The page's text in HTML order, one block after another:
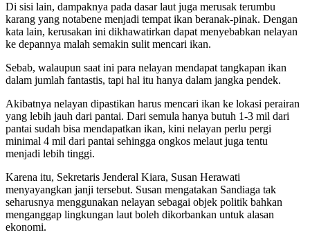
Di sisi lain, dampaknya pada dasar laut juga merusak terumbu
karang yang notabene menjadi tempat ikan beranak-pinak. Dengan
kata lain, kerusakan ini dikhawatirkan dapat menyebabkan nelayan
ke depannya malah semakin sulit mencari ikan.
Sebab, walaupun saat ini para nelayan mendapat tangkapan ikan
dalam jumlah fantastis, tapi hal itu hanya dalam jangka pendek.
Akibatnya nelayan dipastikan harus mencari ikan ke lokasi perairan
yang lebih jauh dari pantai. Dari semula hanya butuh 1-3 mil dari
pantai sudah bisa mendapatkan ikan, kini nelayan perlu pergi
minimal 4 mil dari pantai sehingga ongkos melaut juga tentu
menjadi lebih tinggi.
Karena itu, Sekretaris Jenderal Kiara, Susan Herawati
menyayangkan janji tersebut. Susan mengatakan Sandiaga tak
seharusnya menggunakan nelayan sebagai objek politik bahkan
menganggap lingkungan laut boleh dikorbankan untuk alasan
ekonomi.